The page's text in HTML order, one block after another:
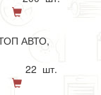
АВТО,
22 шт.